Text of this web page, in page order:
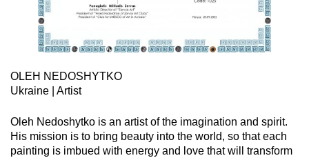
OLEH NEDOSHYTKO
Ukraine | Artist
Oleh Nedoshytko is an artist of the imagination and spirit.
His mission is to bring beauty into the world, so that each
painting is imbued with energy and love that will transform